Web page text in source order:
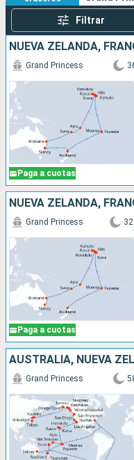
Filtrar
Paga a cuotas
Grand Princess
Paga a cuotas
Grand Princess
Grand Princess